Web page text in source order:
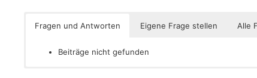
Fragen und Antworten Eigene Frage stellen Alle
Beiträge nicht gefunden